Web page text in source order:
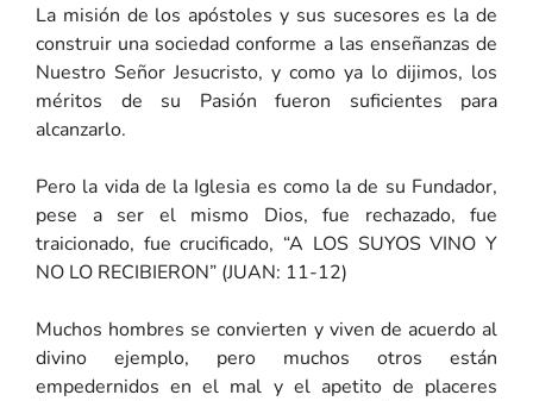
La misión de los apóstoles y sus sucesores es la de
construir una sociedad conforme a las enseñanzas de
Nuestro Señor Jesucristo, y como ya lo dijimos, los
méritos de su Pasión fueron suficientes para
alcanzarlo.
Pero la vida de la Iglesia es como la de su Fundador,
pese a ser el mismo Dios, fue rechazado, fue
traicionado, fue crucificado, “A LOS SUYOS VINO Y
NO LO RECIBIERON” (JUAN: 11-12)
Muchos hombres se convierten y viven de acuerdo al
divino ejemplo, pero muchos otros están
empedernidos en el mal y el apetito de placeres